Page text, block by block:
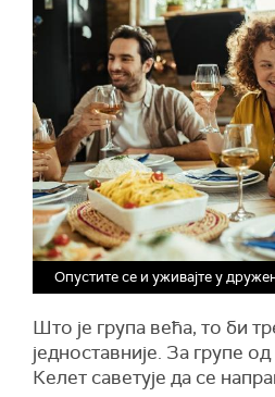
Опустите се и уживајте у
Што је група већа, то би
једноставније. За групе
Келет саветује да се